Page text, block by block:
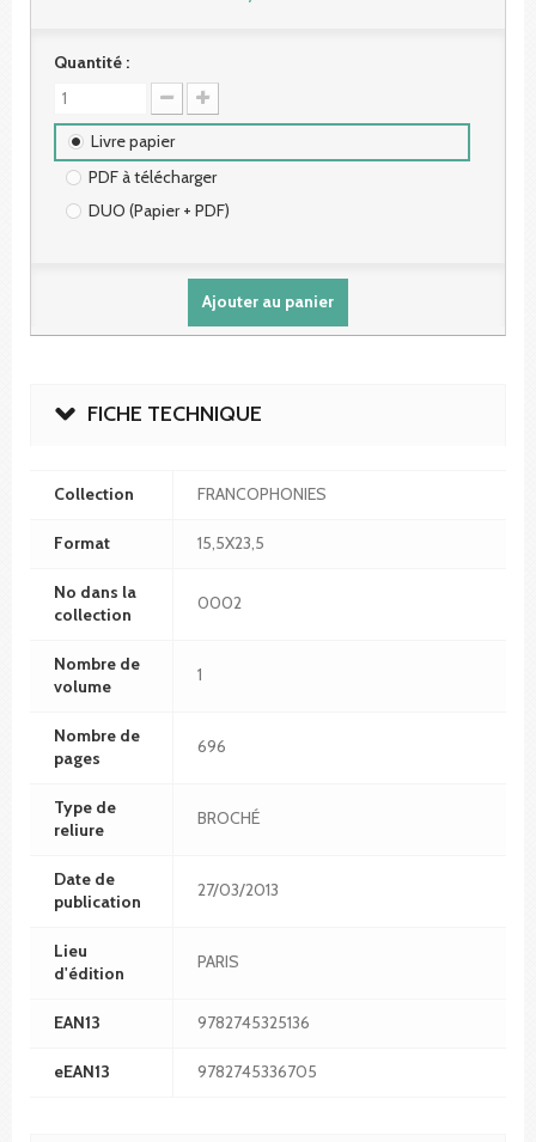
Quantité :
Livre papier
PDF à télécharger
DUO (Papier + PDF)
Ajouter au panier
FICHE TECHNIQUE
Collection FRANCOPHONIES
Format 15,5X23,5
No dans la
collection
0002
Nombre de
volume
1
Nombre de
pages
696
Type de
reliure
BROCHÉ
Date de
publication
27/03/2013
Lieu
d'édition
PARIS
EAN13 9782745325136
eEAN13 9782745336705